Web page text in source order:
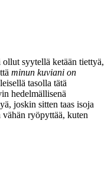
syytellä ketään tiettyä,
minun kuviani on
tasolla tätä
hedelmällisenä
joskin sitten taas isoja
ryöpyttää, kuten